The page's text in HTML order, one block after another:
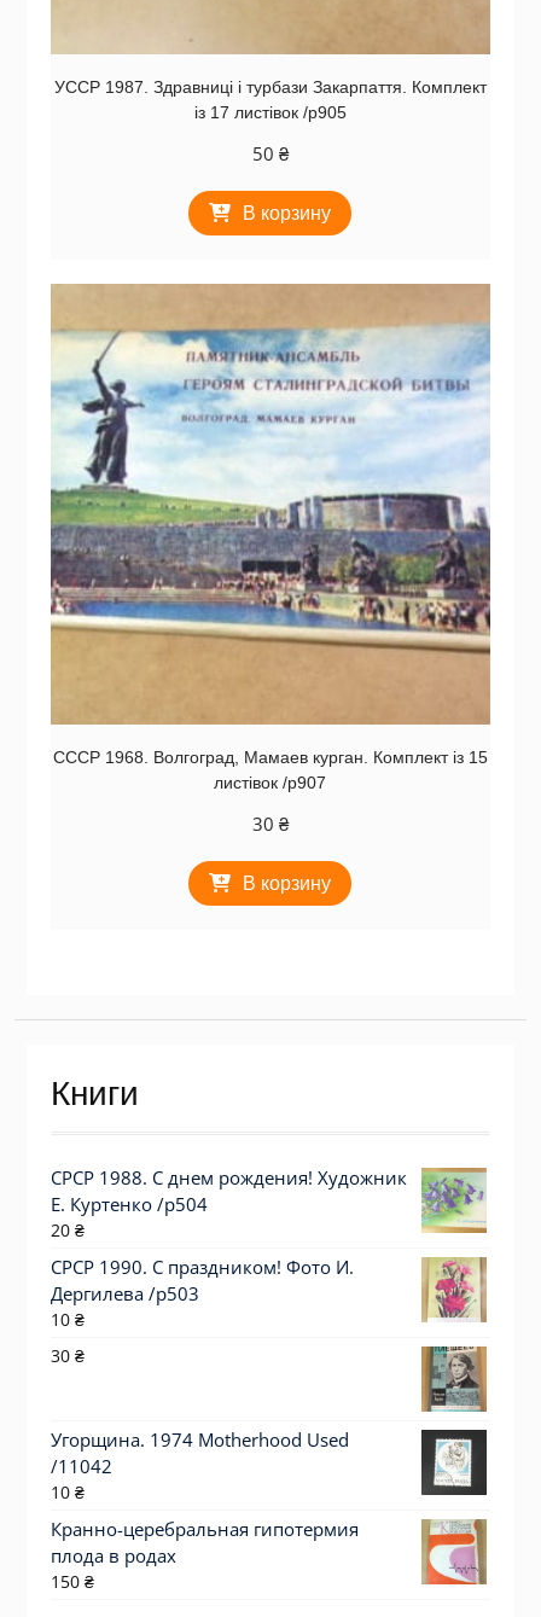
УССР 1987. Здравниці і турбази Закарпаття. Комплект
із 17 листівок /р905
50 ₴
В корзину
СССР 1968. Волгоград, Мамаев курган. Комплект із 15
листівок /р907
30 ₴
В корзину
Книги
СРСР 1988. С днем рождения! Художник
Е. Куртенко /р504
20 ₴
СРСР 1990. С праздником! Фото И.
Дергилева /р503
10 ₴
30 ₴
Угорщина. 1974 Motherhood Used
/11042
10 ₴
Кранно-церебральная гипотермия
плода в родах
150 ₴